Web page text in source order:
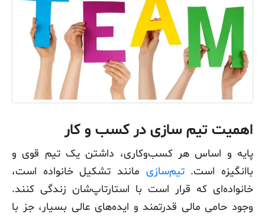
اهمیت تیم سازی در کسب و کار
پایه و اساس هر کسب‌وکاری، داشتن یک تیم قوی و
باانگیزه است.تیم‌سازی مانند تشکیل خانواده‌‌ است،
خانواده‌ای که قرار است با استارتاپ‌شان زندگی کنند.
وجود حامی مالی قدرتمند و ایده‌های عالی بسیار، جز با